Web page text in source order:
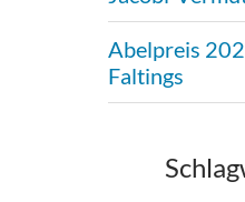
Abelpreis
Faltings